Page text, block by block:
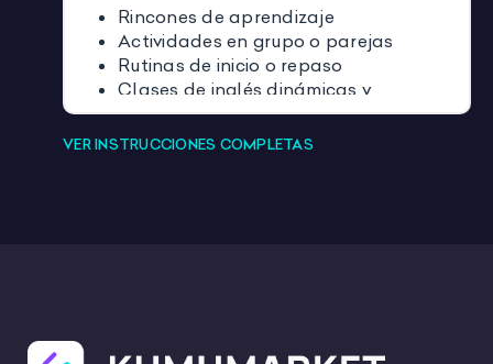
Rincones de aprendizaje
Actividades en grupo o parejas
Rutinas de inicio o repaso
Clases de inglés dinámicas y
participativas
VER INSTRUCCIONES COMPLETAS